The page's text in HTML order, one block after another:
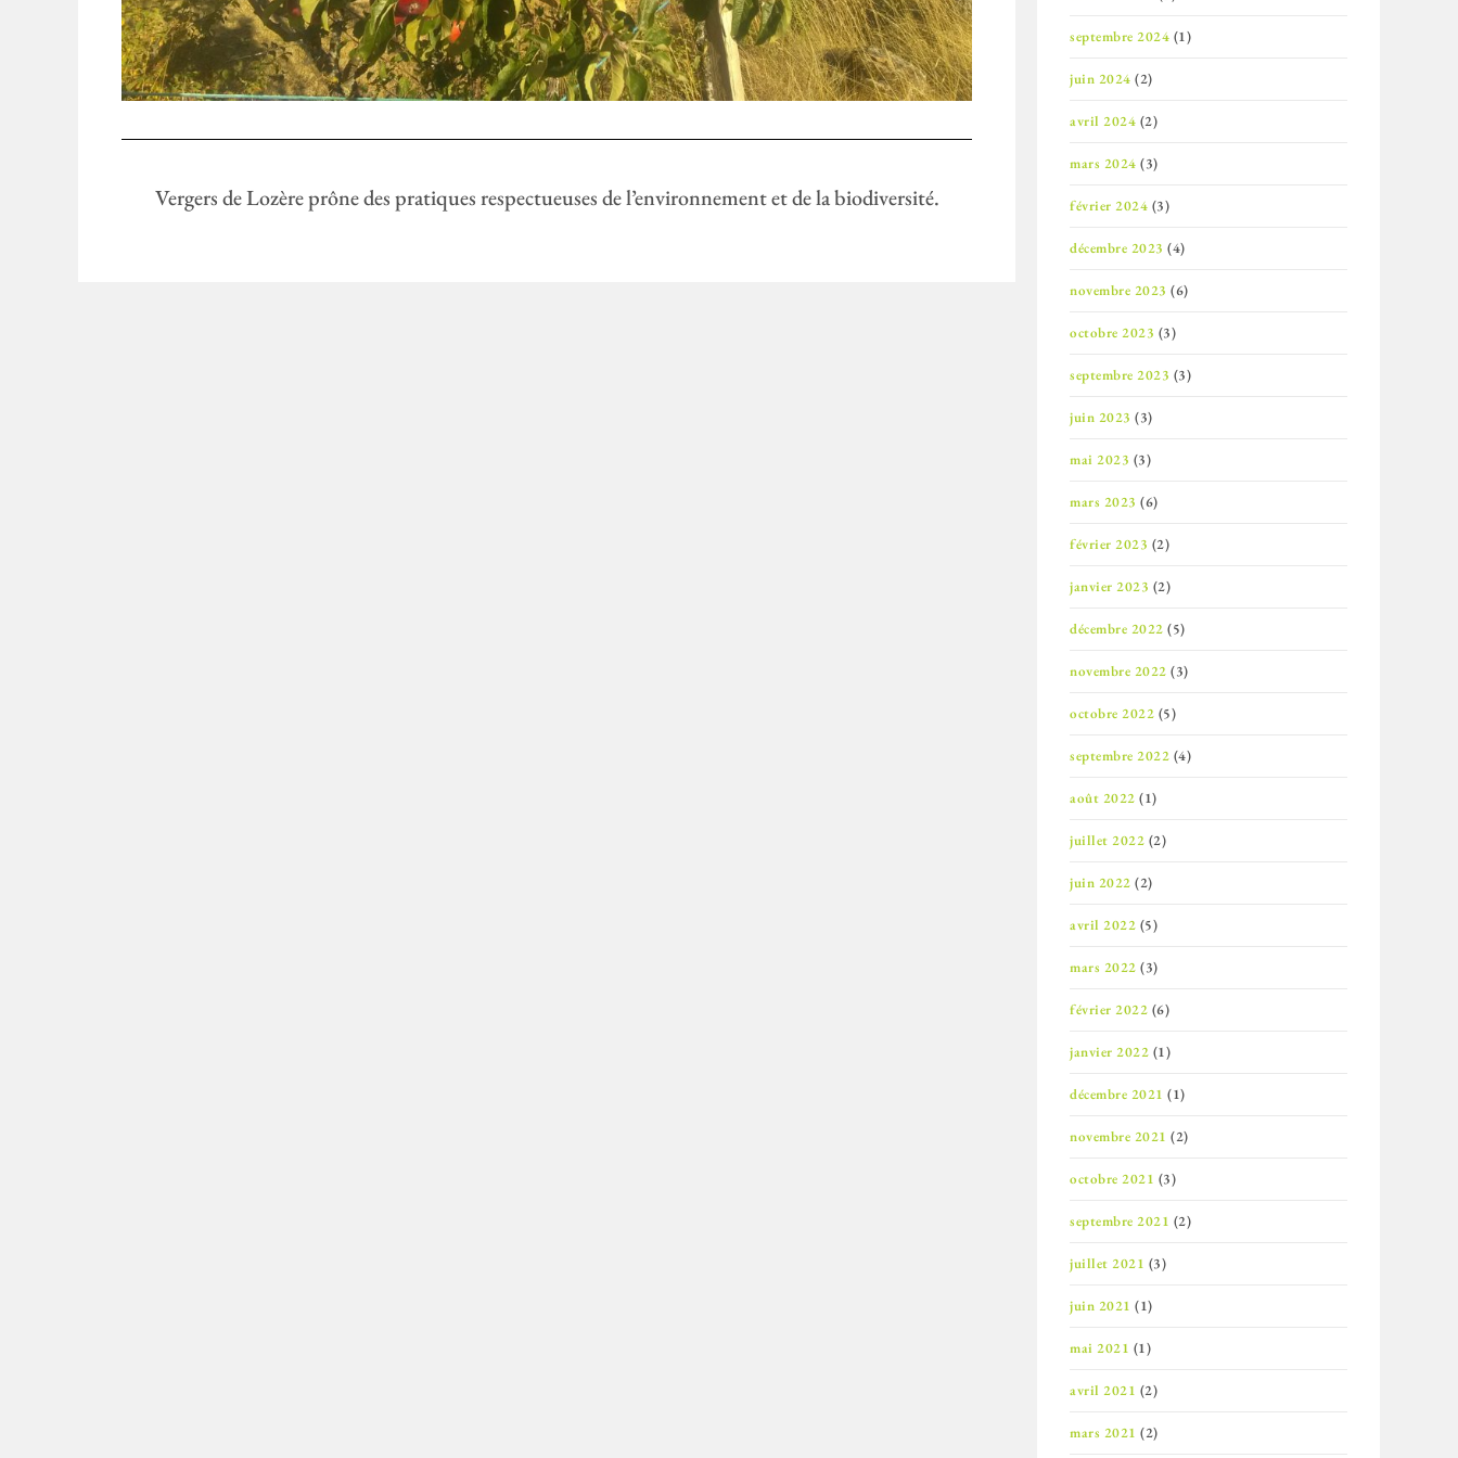
Vergers de Lozère prône des pratiques respectueuses de l’environnement et de la biodiversité.
septembre 2024 (1)
juin 2024 (2)
avril 2024 (2)
mars 2024 (3)
février 2024 (3)
décembre 2023 (4)
novembre 2023 (6)
octobre 2023 (3)
septembre 2023 (3)
juin 2023 (3)
mai 2023 (3)
mars 2023 (6)
février 2023 (2)
janvier 2023 (2)
décembre 2022 (5)
novembre 2022 (3)
octobre 2022 (5)
septembre 2022 (4)
août 2022 (1)
juillet 2022 (2)
juin 2022 (2)
avril 2022 (5)
mars 2022 (3)
février 2022 (6)
janvier 2022 (1)
décembre 2021 (1)
novembre 2021 (2)
octobre 2021 (3)
septembre 2021 (2)
juillet 2021 (3)
juin 2021 (1)
mai 2021 (1)
avril 2021 (2)
mars 2021 (2)